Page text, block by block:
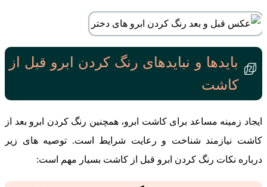
بایدها و نبایدهای رنگ کردن ابرو قبل از
کاشت
ایجاد زمینه مساعد برای کاشت ابرو، همچنین رنگ کردن ابرو بعد از
کاشت نیازمند شناخت و رعایت شرایط است. توصیه ‌های زیر
درباره نکات رنگ کردن ابرو قبل از کاشت بسیار مهم است: